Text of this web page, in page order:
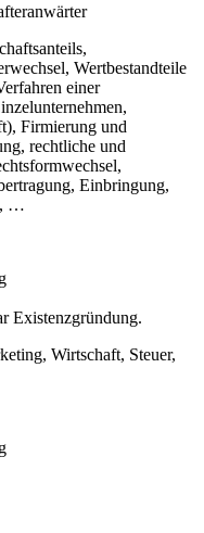
Wertbestandteile
einer
Firmierung und
rechtliche und
Einbringung,
…
Existenzgründung.
Wirtschaft, Steuer,